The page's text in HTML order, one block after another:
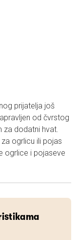
prijatelja još
od čvrstog
za dodatni hvat.
ogrlicu ili pojas
ogrlice i pojaseve